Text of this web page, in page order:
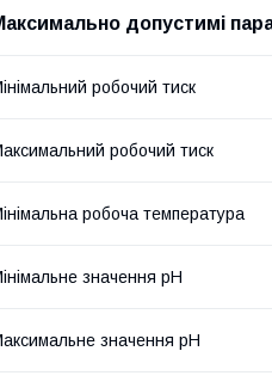
допустимі
робочий тиск
робочий тиск
робоча температура
значення pH
значення pH